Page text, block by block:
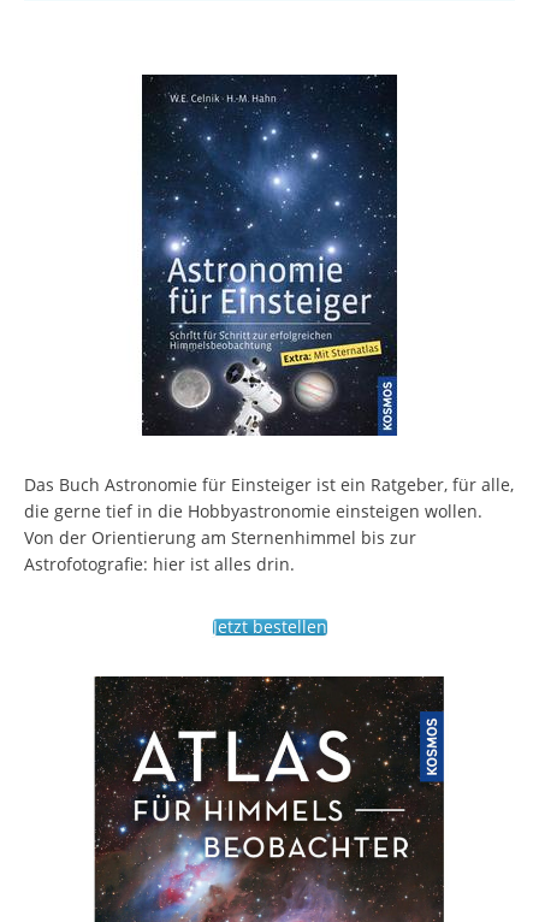
Das Buch Astronomie für Einsteiger ist ein Ratgeber, für alle,
die gerne tief in die Hobbyastronomie einsteigen wollen.
Von der Orientierung am Sternenhimmel bis zur
Astrofotografie: hier ist alles drin.
Jetzt bestellen